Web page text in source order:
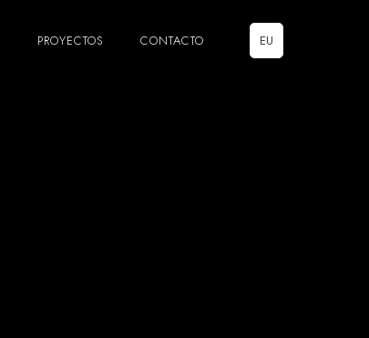
PROYECTOS CONTACTO EU